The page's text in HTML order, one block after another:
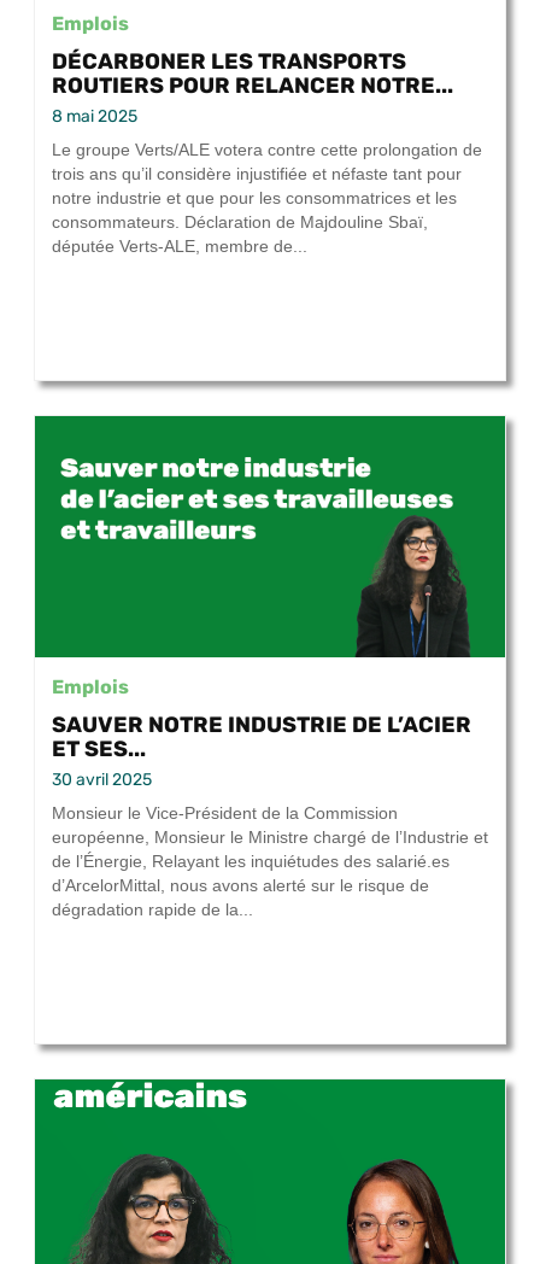
Emplois
DÉCARBONER LES TRANSPORTS
ROUTIERS POUR RELANCER NOTRE...
8 mai 2025
Le groupe Verts/ALE votera contre cette prolongation de
trois ans qu’il considère injustifiée et néfaste tant pour
notre industrie et que pour les consommatrices et les
consommateurs. Déclaration de Majdouline Sbaï,
députée Verts-ALE, membre de...
Emplois
SAUVER NOTRE INDUSTRIE DE L’ACIER
ET SES...
30 avril 2025
Monsieur le Vice-Président de la Commission
européenne, Monsieur le Ministre chargé de l’Industrie et
de l’Énergie, Relayant les inquiétudes des salarié.es
d’ArcelorMittal, nous avons alerté sur le risque de
dégradation rapide de la...